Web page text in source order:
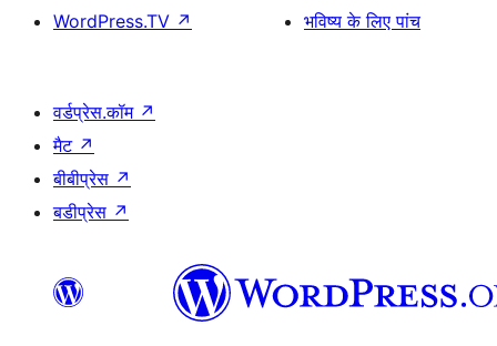
WordPress.TV ↗
भविष्य के लिए पांच
वर्डप्रेस.कॉम ↗
मैट ↗
बीबीप्रेस ↗
बडीप्रेस ↗